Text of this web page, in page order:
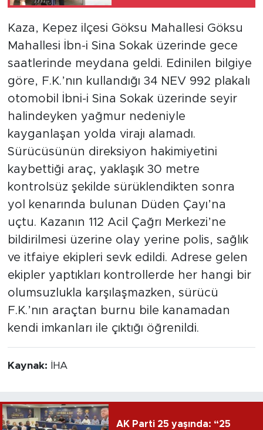
Kaza, Kepez ilçesi Göksu Mahallesi Göksu
Mahallesi İbn-i Sina Sokak üzerinde gece
saatlerinde meydana geldi. Edinilen bilgiye
göre, F.K.’nın kullandığı 34 NEV 992 plakalı
otomobil İbni-i Sina Sokak üzerinde seyir
halindeyken yağmur nedeniyle
kayganlaşan yolda virajı alamadı.
Sürücüsünün direksiyon hakimiyetini
kaybettiği araç, yaklaşık 30 metre
kontrolsüz şekilde sürüklendikten sonra
yol kenarında bulunan Düden Çayı’na
uçtu. Kazanın 112 Acil Çağrı Merkezi’ne
bildirilmesi üzerine olay yerine polis, sağlık
ve itfaiye ekipleri sevk edildi. Adrese gelen
ekipler yaptıkları kontrollerde her hangi bir
olumsuzlukla karşılaşmazken, sürücü
F.K.’nın araçtan burnu bile kanamadan
kendi imkanları ile çıktığı öğrenildi.
Kaynak: İHA
AK Parti 25 yaşında: “25